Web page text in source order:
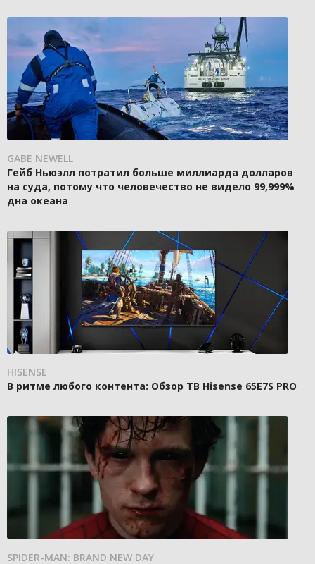
GABE NEWELL
Гейб Ньюэлл потратил больше миллиарда долларов
на суда, потому что человечество не видело 99,999%
дна океана
HISENSE
В ритме любого контента: Обзор ТВ Hisense 65E7S PRO
SPIDER-MAN: BRAND NEW DAY